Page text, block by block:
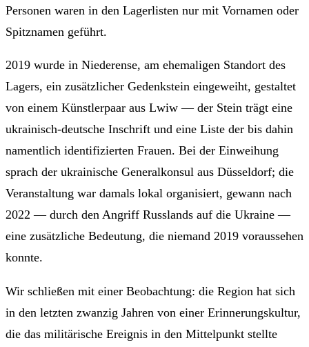
Personen waren in den Lagerlisten nur mit Vornamen oder
Spitznamen geführt.
2019 wurde in Niederense, am ehemaligen Standort des
Lagers, ein zusätzlicher Gedenkstein eingeweiht, gestaltet
von einem Künstlerpaar aus Lwiw — der Stein trägt eine
ukrainisch-deutsche Inschrift und eine Liste der bis dahin
namentlich identifizierten Frauen. Bei der Einweihung
sprach der ukrainische Generalkonsul aus Düsseldorf; die
Veranstaltung war damals lokal organisiert, gewann nach
2022 — durch den Angriff Russlands auf die Ukraine —
eine zusätzliche Bedeutung, die niemand 2019 voraussehen
konnte.
Wir schließen mit einer Beobachtung: die Region hat sich
in den letzten zwanzig Jahren von einer Erinnerungskultur,
die das militärische Ereignis in den Mittelpunkt stellte